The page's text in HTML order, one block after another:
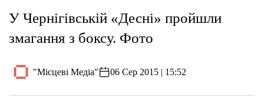
У Чернігівській «Десні» пройшли
змагання з боксу. Фото
"Місцеві Медіа" 06 Сер 2015 | 15:52